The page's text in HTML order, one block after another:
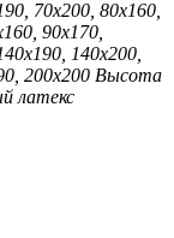
70х200, 80х160,
90х170,
140х200,
200х200 Высота
латекс